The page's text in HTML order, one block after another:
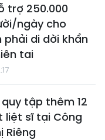
trợ 250.000
ngày cho
phải di dời khẩn
tai
tập thêm 12
liệt sĩ tại Công
Riêng